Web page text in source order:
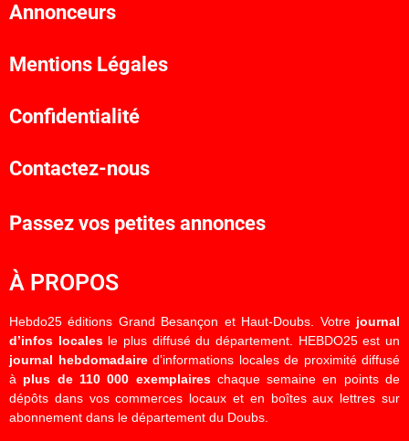
Annonceurs
Mentions Légales
Confidentialité
Contactez-nous
Passez vos petites annonces
À PROPOS
Hebdo25 éditions Grand Besançon et Haut-Doubs. Votre journal
d’infos localesle plus diffusé du département. HEBDO25 est un
journal hebdomadaired’informations locales de proximité diffusé
à plus de 110 000 exemplaireschaque semaine en points de
dépôts dans vos commerces locaux et en boîtes aux lettres sur
abonnement dans le département du Doubs.